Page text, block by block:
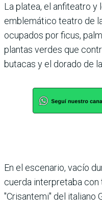
La platea, el anfiteatro
emblemático teatro de
ocupados por ficus,
plantas verdes que
butacas y el dorado de
En el escenario, vacío
cuerda interpretaba
"Crisantemi" del italiano